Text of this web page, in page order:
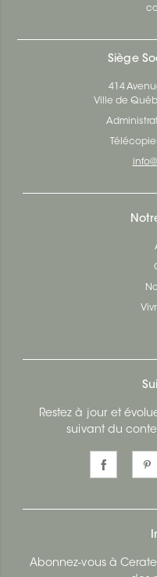
Siège
414
Ville de
Restez à jour et
suivant du
Abonnez-vous à